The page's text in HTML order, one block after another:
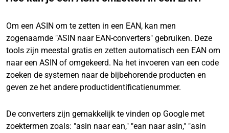
Om een ASIN om te zetten in een EAN, kan men
zogenaamde "ASIN naar EAN-converters" gebruiken. Deze
tools zijn meestal gratis en zetten automatisch een EAN om
naar een ASIN of omgekeerd. Na het invoeren van een code
zoeken de systemen naar de bijbehorende producten en
geven ze het andere productidentificatienummer.
De converters zijn gemakkelijk te vinden op Google met
zoektermen zoals: "asin naar ean," "ean naar asin," "asin